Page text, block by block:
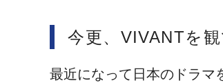
今更、VIVANTを
最近になって日本のドラマ